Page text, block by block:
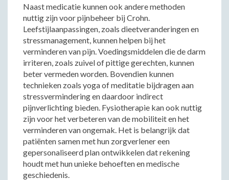
Naast medicatie kunnen ook andere methoden
nuttig zijn voor pijnbeheer bij Crohn.
Leefstijlaanpassingen, zoals dieetveranderingen en
stressmanagement, kunnen helpen bij het
verminderen van pijn. Voedingsmiddelen die de darm
irriteren, zoals zuivel of pittige gerechten, kunnen
beter vermeden worden. Bovendien kunnen
technieken zoals yoga of meditatie bijdragen aan
stressvermindering en daardoor indirect
pijnverlichting bieden. Fysiotherapie kan ook nuttig
zijn voor het verbeteren van de mobiliteit en het
verminderen van ongemak. Het is belangrijk dat
patiënten samen met hun zorgverlener een
gepersonaliseerd plan ontwikkelen dat rekening
houdt met hun unieke behoeften en medische
geschiedenis.